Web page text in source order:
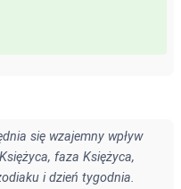
się wzajemny wpływ
faza Księżyca,
i dzień tygodnia.